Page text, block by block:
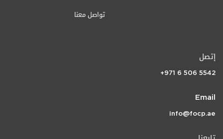
تواصل معنا
إتصل
+971 6 506 5542
Email
info@focp.ae